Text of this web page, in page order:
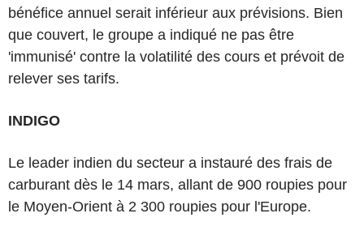
bénéfice annuel serait inférieur aux prévisions. Bien
que couvert, le groupe a indiqué ne pas être
'immunisé' contre la volatilité des cours et prévoit de
relever ses tarifs.
INDIGO
Le leader indien du secteur a instauré des frais de
carburant dès le 14 mars, allant de 900 roupies pour
le Moyen-Orient à 2 300 roupies pour l'Europe.